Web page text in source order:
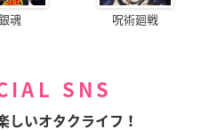
魂 呪術廻戦
SNS
しいオタクライフ！